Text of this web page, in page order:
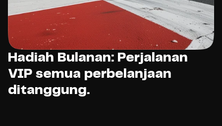
Hadiah Bulanan: Perjalanan
VIP semua perbelanjaan
ditanggung.